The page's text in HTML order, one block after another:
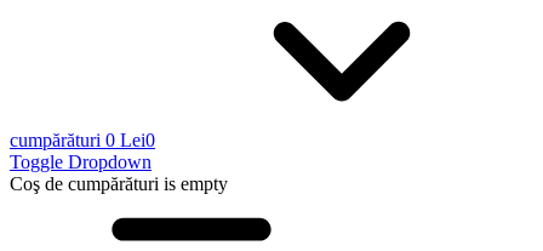
cumpărături 0 Lei0
Toggle Dropdown
Coş de cumpărături is empty